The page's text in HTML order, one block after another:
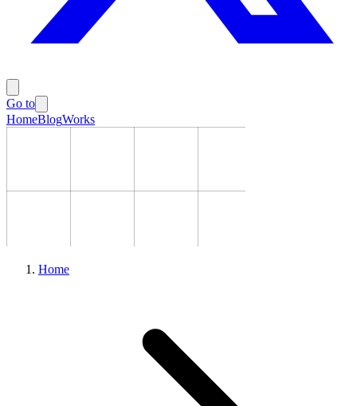
Go to
HomeBlogWorks
Home